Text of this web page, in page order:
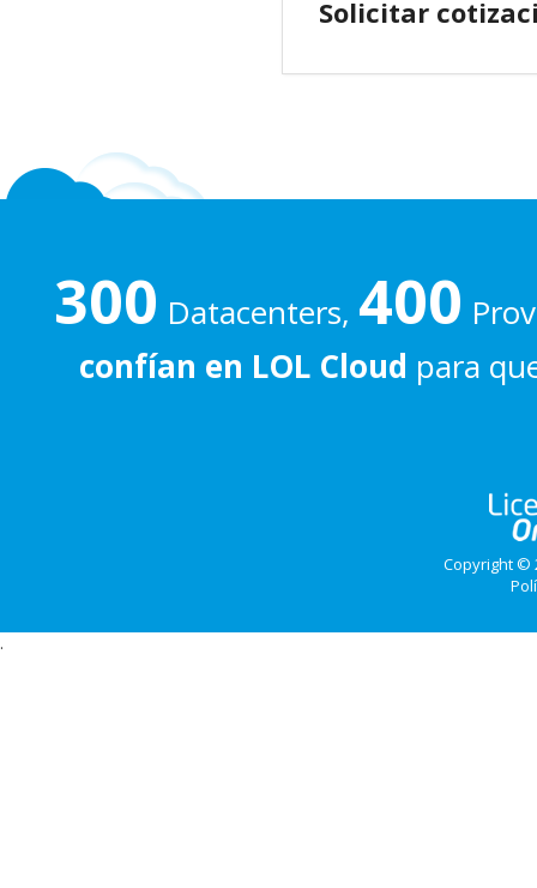
Solicitar
300 Datacenters, 400
confían en LOL Cloud para
Copyright ©
.